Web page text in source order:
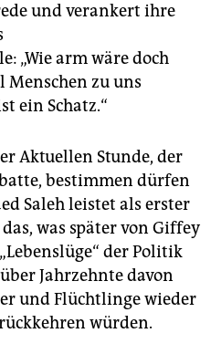
und verankert ihre
„Wie arm wäre doch
zu uns
ein Schatz.“
Aktuellen Stunde, der
bestimmen dürfen
Saleh leistet als erster
was später von Giffey
der Politik
Jahrzehnte davon
und Flüchtlinge wieder
würden.